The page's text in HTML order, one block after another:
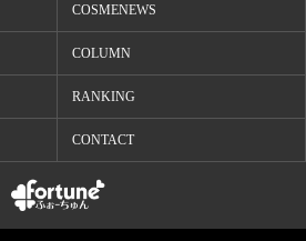
COSMENEWS
COLUMN
RANKING
CONTACT